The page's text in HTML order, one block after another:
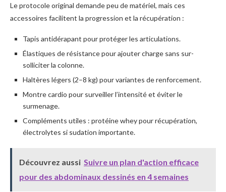
Le protocole original demande peu de matériel, mais ces
accessoires facilitent la progression et la récupération :
Tapis antidérapant pour protéger les articulations.
Élastiques de résistance pour ajouter charge sans sur-
solliciter la colonne.
Haltères légers (2–8 kg) pour variantes de renforcement.
Montre cardio pour surveiller l’intensité et éviter le
surmenage.
Compléments utiles : protéine whey pour récupération,
électrolytes si sudation importante.
Découvrez aussi Suivre un plan d'action efficace
pour des abdominaux dessinés en 4 semaines